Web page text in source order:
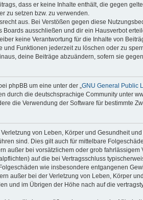
dass er keine Inhalte enthält, die gegen
zu setzen bzw. zu verwenden.
aus. Bei Verstößen gegen diese
ausschließen und dir ein Hausverbot
keine Verantwortung für die Inhalte von
und Funktionen jederzeit zu löschen oder zu
deine Beiträge abzuändern, sofern sie
phpBB um eine unter der „GNU General Public
durch die deutschsprachige Community unter
die Verwendung der Software für bestimmte
von Leben, Körper und Gesundheit
sind. Dies gilt auch für mittelbare
außer bei vorsätzlichem oder grob
auf die bei Vertragsschluss
wie insbesondere entgangenen
außer bei der Verletzung von Leben, Körper
und im Übrigen der Höhe nach auf die